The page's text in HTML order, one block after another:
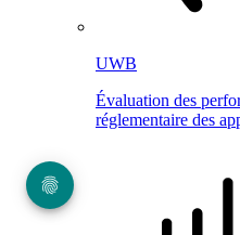
UWB
Évaluation des
réglementaire des